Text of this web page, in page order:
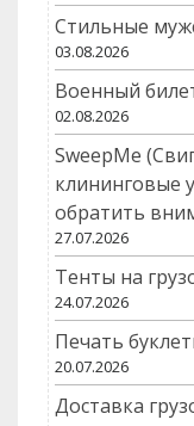
Стильные
03.08.2026
Военный
02.08.2026
SweepMe
клининговые
обратить
27.07.2026
Тенты на
24.07.2026
Печать
20.07.2026
Доставка